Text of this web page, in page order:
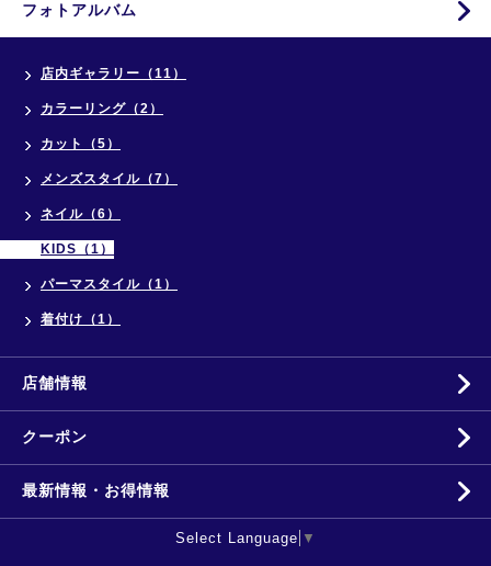
フォトアルバム
店内ギャラリー（11）
カラーリング（2）
カット（5）
メンズスタイル（7）
ネイル（6）
KIDS（1）
パーマスタイル（1）
着付け（1）
店舗情報
クーポン
最新情報・お得情報
Select Language ▼